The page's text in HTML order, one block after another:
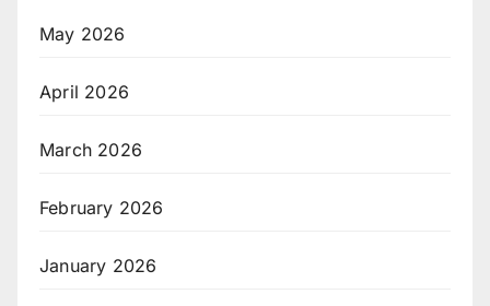
May 2026
April 2026
March 2026
February 2026
January 2026